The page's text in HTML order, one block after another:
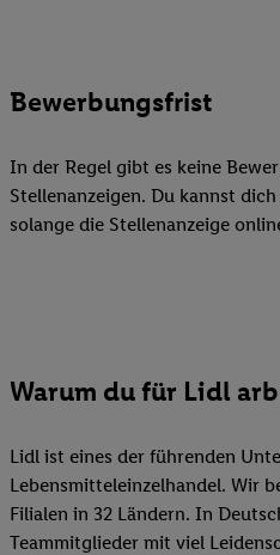
Bewerbungsfrist
In der Regel gibt es keine
Stellenanzeigen. Du kannst
solange die Stellenanzeige
Warum du für Lidl
Lidl ist eines der führenden
Lebensmitteleinzelhandel. Wir
Filialen in 32 Ländern. In
Teammitglieder mit viel